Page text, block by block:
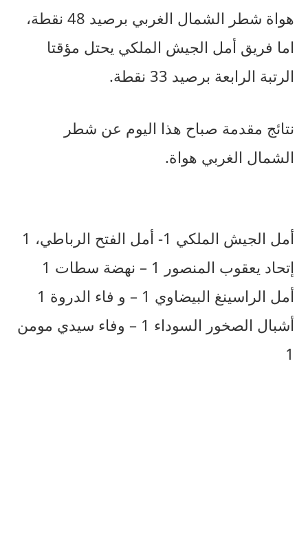
هواة شطر الشمال الغربي برصيد 48 نقطة،
اما فريق أمل الجيش الملكي يحتل مؤقتا
الرتبة الرابعة برصيد 33 نقطة.
نتائج مقدمة صباح هذا اليوم عن شطر
الشمال الغربي هواة.
أمل الجيش الملكي 1- أمل الفتح الرباطي، 1
إتحاد يعقوب المنصور 1 – نهضة سطات 1
أمل الراسينغ البيضاوي 1 – و فاء الدروة 1
أشبال الصخور السوداء 1 – وفاء سيدي مومن
1